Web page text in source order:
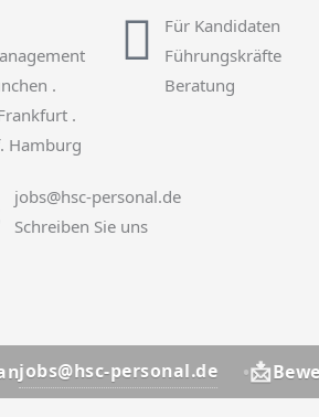
.
.
Hamburg
Für Kandidaten
Führungskräfte
Beratung
jobs@hsc-personal.de
Schreiben Sie uns
personal.de 📩Bewerber?